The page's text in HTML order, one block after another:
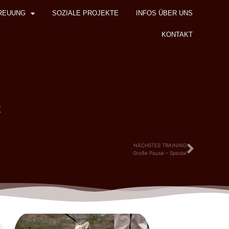
SOZIALE PROJEKTE INFOS ÜBER UNS
KONTAKT
NÄCHSTES TRAINING
Große Pause – Spezial